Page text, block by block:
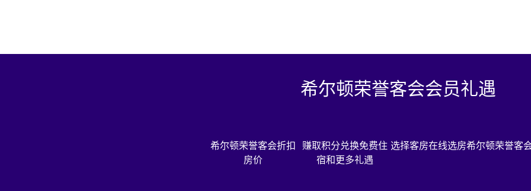
希尔顿荣誉客会会员礼遇
希尔顿荣誉客会折扣
房价
赚取积分兑换免费住
宿和更多礼遇
选择客房在线选房希尔顿荣誉客